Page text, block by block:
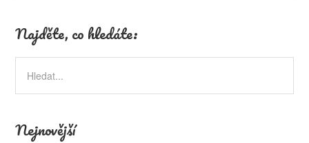
o
o
k
Najděte, co hledáte:
Nejnovější